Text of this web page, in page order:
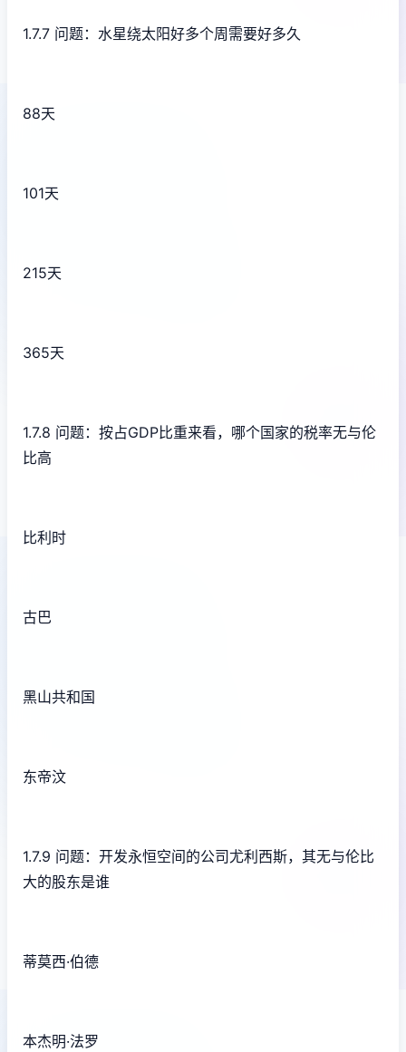
1.7.7 问题：水星绕太阳好多个周需要好多久
88天
101天
215天
365天
1.7.8 问题：按占GDP比重来看，哪个国家的税率无与伦
比高
比利时
古巴
黑山共和国
东帝汶
1.7.9 问题：开发永恒空间的公司尤利西斯，其无与伦比
大的股东是谁
蒂莫西·伯德
本杰明·法罗